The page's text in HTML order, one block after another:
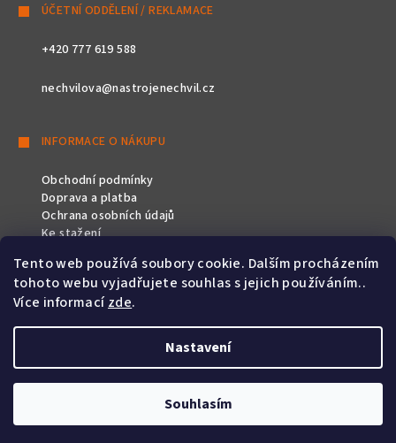
Tento web používá soubory cookie. Dalším procházením
tohoto webu vyjadřujete souhlas s jejich používáním..
Více informacízde.
Nastavení
Souhlasím
ÚČETNÍ ODDĚLENÍ / REKLAMACE
+420 777 619 588
nechvilova@nastrojenechvil.cz
INFORMACE O NÁKUPU
Obchodní podmínky
Doprava a platba
Ochrana osobních údajů
Ke stažení
SLEDUJTE NÁS
Vytvořil Shoptet&PekneWeby